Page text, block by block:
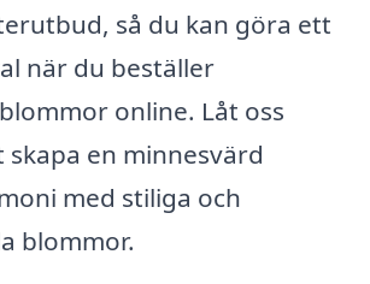
så du kan göra ett
när du beställer
online. Låt oss
en minnesvärd
med stiliga och
blommor.